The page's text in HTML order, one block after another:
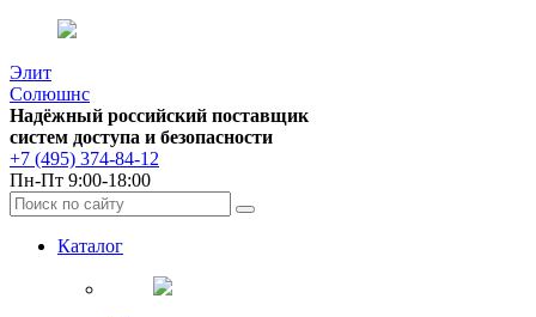
Элит
Солюшнс
Надёжный российский поставщик
систем доступа и безопасности
+7 (495) 374-84-12
Пн-Пт 9:00-18:00
Каталог